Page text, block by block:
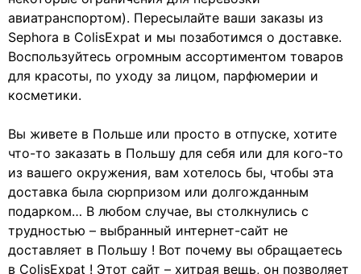
авиатранспортом). Пересылайте ваши заказы из
Sephora в ColisExpat и мы позаботимся о доставке.
Воспользуйтесь огромным ассортиментом товаров
для красоты, по уходу за лицом, парфюмерии и
косметики.
Вы живете в Польше или просто в отпуске, хотите
что-то заказать в Польшу для себя или для кого-то
из вашего окружения, вам хотелось бы, чтобы эта
доставка была сюрпризом или долгожданным
подарком… В любом случае, вы столкнулись с
трудностью – выбранный интернет-сайт не
доставляет в Польшу ! Вот почему вы обращаетесь
в ColisExpat ! Этот сайт – хитрая вещь, он позволяет